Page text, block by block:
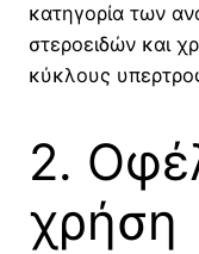
κατηγορία των
στεροειδών και
κύκλους
2.
χρήση